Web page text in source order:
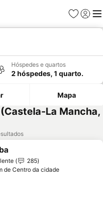
Favoritos
Iniciar
Hóspedes e quartos
2 hóspedes, 1 quarto.
Mapa
La Mancha,
aos favoritos
285
de Centro da cidade